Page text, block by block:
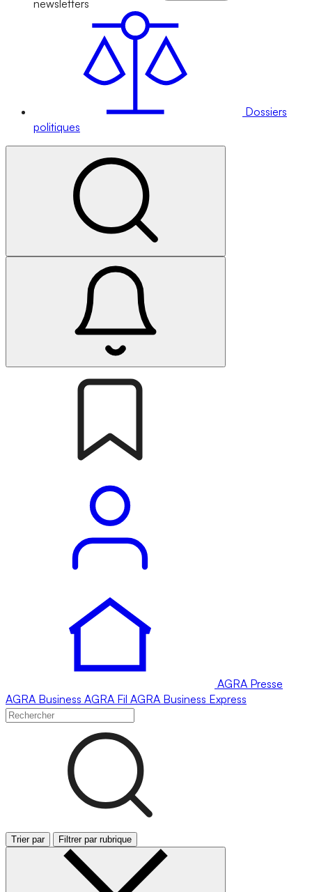
newsletters
Dossiers
politiques
AGRA Presse
AGRA Business AGRA Fil AGRA Business Express
Trier par Filtrer par rubrique